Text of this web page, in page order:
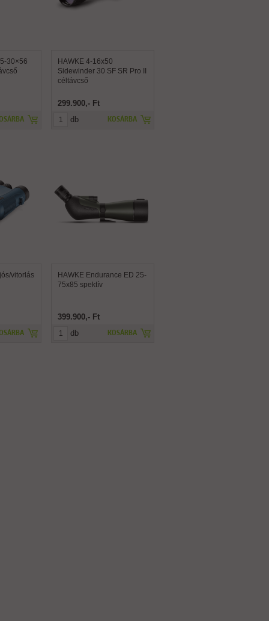
30×56
HAWKE 4-16x50
Sidewinder 30 SF SR Pro II
céltávcső
299.900,- Ft
KOSÁRBA
db
vitorlás
HAWKE Endurance ED 25-
75x85 spektív
399.900,- Ft
KOSÁRBA
db